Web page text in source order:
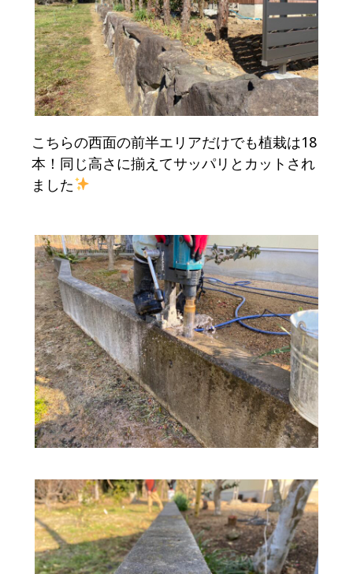
こちらの西面の前半エリアだけでも植栽は18
本！同じ高さに揃えてサッパリとカットされ
ました